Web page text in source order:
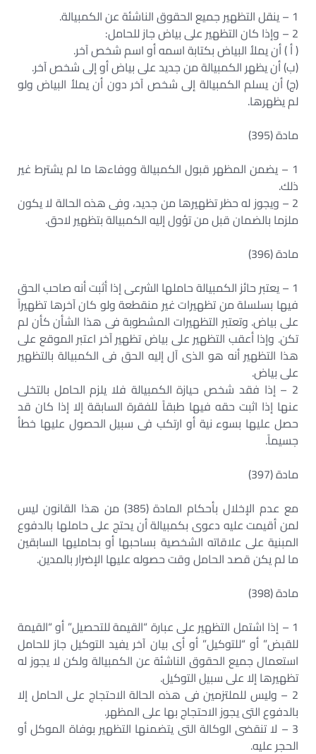
1 – ينقل التظهير جميع الحقوق الناشئة عن الكمبيالة.
2 – وإذا كان التظهير على بياض جاز للحامل:
( أ ) أن يملأ البياض بكتابة اسمه أو اسم شخص آخر.
(ب) أن يظهر الكمبيالة من جديد على بياض أو إلى شخص آخر.
(ج) أن يسلم الكمبيالة إلى شخص آخر دون أن يملأ البياض ولو
لم يظهرها.
مادة (395)
1 – يضمن المظهر قبول الكمبيالة ووفاءها ما لم يشترط غير
ذلك.
2 – ويجوز له حظر تظهيرها من جديد، وفى هذه الحالة لا يكون
ملزما بالضمان قبل من تؤول إليه الكمبيالة بتظهير لاحق.
مادة (396)
1 – يعتبر حائز الكمبيالة حاملها الشرعى إذا أثبت أنه صاحب الحق
فيها بسلسلة من تظهيرات غير منقطعة ولو كان آخرها تظهيراً
على بياض. وتعتبر التظهيرات المشطوبة فى هذا الشأن كأن لم
تكن. وإذا أعقب التظهير على بياض تظهير آخر اعتبر الموقع على
هذا التظهير أنه هو الذى آل إليه الحق فى الكمبيالة بالتظهير
على بياض.
2 – إذا فقد شخص حيازة الكمبيالة فلا يلزم الحامل بالتخلى
عنها إذا اثبت حقه فيها طبقاً للفقرة السابقة إلا إذا كان قد
حصل عليها بسوء نية أو ارتكب فى سبيل الحصول عليها خطأ
جسيماً.
مادة (397)
مع عدم الإخلال بأحكام المادة (385) من هذا القانون ليس
لمن أقيمت عليه دعوى بكمبيالة أن يحتج على حاملها بالدفوع
المبنية على علاقاته الشخصية بساحبها أو بحامليها السابقين
ما لم يكن قصد الحامل وقت حصوله عليها الإضرار بالمدين.
مادة (398)
1 – إذا اشتمل التظهير على عبارة “القيمة للتحصيل” أو “القيمة
للقبض” أو “للتوكيل” أو أى بيان آخر يفيد التوكيل جاز للحامل
استعمال جميع الحقوق الناشئة عن الكمبيالة ولكن لا يجوز له
تظهيرها إلا على سبيل التوكيل.
2 – وليس للملتزمين فى هذه الحالة الاحتجاج على الحامل إلا
بالدفوع التى يجوز الاحتجاج بها على المظهر.
3 – لا تنقضى الوكالة التى يتضمنها التظهير بوفاة الموكل أو
الحجر عليه.